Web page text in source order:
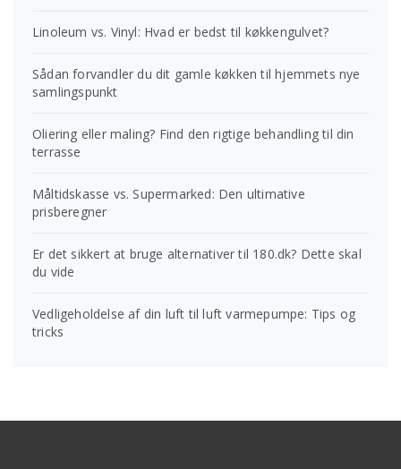
Linoleum vs. Vinyl: Hvad er bedst til køkkengulvet?
Sådan forvandler du dit gamle køkken til hjemmets nye
samlingspunkt
Oliering eller maling? Find den rigtige behandling til din
terrasse
Måltidskasse vs. Supermarked: Den ultimative
prisberegner
Er det sikkert at bruge alternativer til 180.dk? Dette skal
du vide
Vedligeholdelse af din luft til luft varmepumpe: Tips og
tricks